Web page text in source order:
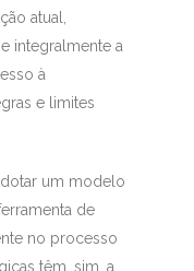
atual,
integralmente a
à
e limites
um modelo
de
no processo
têm, sim, a